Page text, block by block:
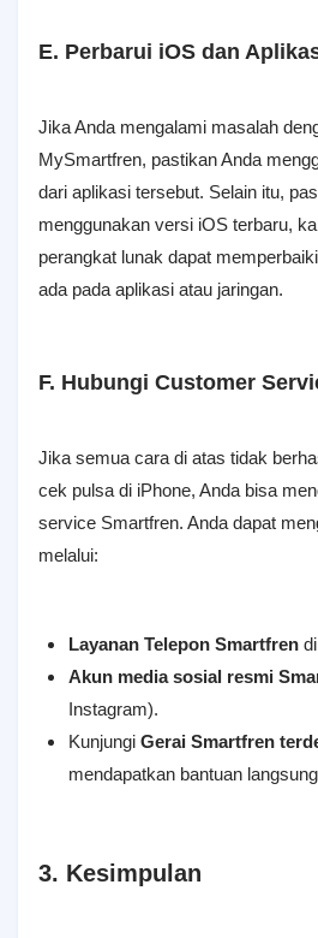
E. Perbarui iOS dan
Jika Anda mengalami masalah
MySmartfren, pastikan Anda
dari aplikasi tersebut. Selain itu,
menggunakan versi iOS terbaru,
perangkat lunak dapat
ada pada aplikasi atau jaringan.
F. Hubungi Customer
Jika semua cara di atas tidak
cek pulsa di iPhone, Anda bisa
service Smartfren. Anda dapat
melalui:
Layanan Telepon Smartfren
Akun media sosial resmi
Instagram).
Kunjungi Gerai Smartfren
mendapatkan bantuan
3. Kesimpulan